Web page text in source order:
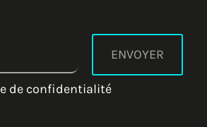
de confidentialité